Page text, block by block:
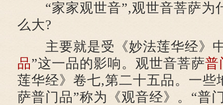
“家家观世音”,观世音菩萨为
么大?
主要就是受《妙法莲华经》
品”这一品的影响。观世音菩萨普
莲华经》卷七,第二十五品。一些
萨普门品”称为《观音经》。“普